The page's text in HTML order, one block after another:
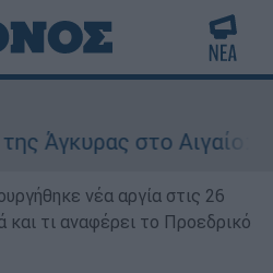
στο Αιγαίο:
νέα αργία στις 26
τι αναφέρει το Προεδρικό